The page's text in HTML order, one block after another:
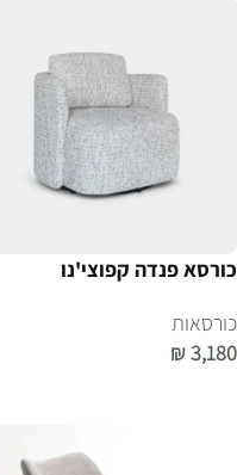
כורסא פנדה קפוצי'נו
כורסאות
₪3,180